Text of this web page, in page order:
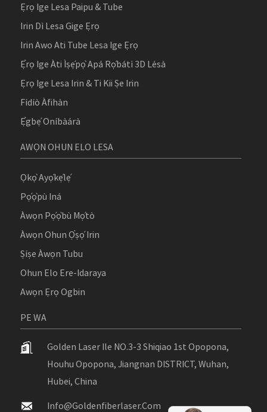
Ẹrọ Ige Lesa Paipu & Tube
Irin Dì Lesa Gige Ẹrọ
Irin Awo Ati Tube Lesa Ige Ẹrọ
Ẹ̀rọ Ige Àti Ìṣẹ́pọ̀ Apá Rọ́bátì 3D Lésà
Ẹrọ Ige Lesa Irin & Ti Kii Ṣe Irin
Fídíò Àfihàn
Ẹ̀gbẹ́ Oníbàárà
AWỌN OHUN ELO LESA
Ọkọ̀ Ayọ́kẹ́lẹ́
Pọ́ọ̀pù Iná
Àwọn Pọ́ọ̀bù Mọ́tò
Àwọn Ohun Ọ̀ṣọ́ Irin
Ṣíṣe Àwọn Tubu
Ohun Elo Ere-Idaraya
Awọn Ẹrọ Ogbin
PE WA
Golden Laser Ile NO.3-3 Shiqiao 1st Opopona,
Houhu Opopona, Jiangnan DISTRICT, Wuhan,
Hubei, China
Info@goldenfiberlaser.com